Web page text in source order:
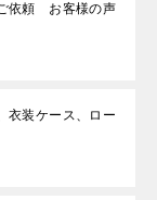
依頼 お客様の声
衣装ケース、ロー